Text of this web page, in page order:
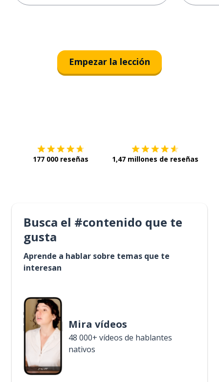
Empezar la lección
177 000 reseñas 1,47 millones de reseñas
Busca el #contenido que te
gusta
Aprende a hablar sobre temas que te
interesan
Mira vídeos
48 000+ vídeos de hablantes
nativos